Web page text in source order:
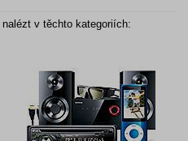
v těchto kategoriích: